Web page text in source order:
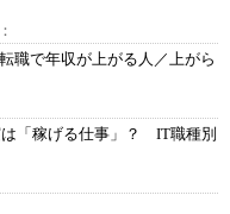
職で年収が上がる人／上がら
は「稼げる仕事」？ IT職種別